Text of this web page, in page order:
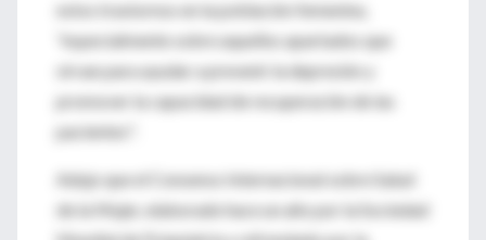
estos trastornos en la población femenina,
"especialmente sobre aquellos apartados que
sirvan para ayudar a prevenir la depresión y
promover la capacidad de recuperación de las
pacientes".
Adujo que el Consenso Internacional sobre Salud
de la Mujer, elaborado hace un año por la Sociedad